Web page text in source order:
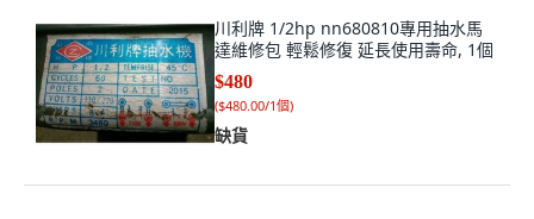
川利牌 1/2hp nn680810專用抽水馬
達維修包 輕鬆修復 延長使用壽命, 1個
$480
($480.00/1個)
缺貨